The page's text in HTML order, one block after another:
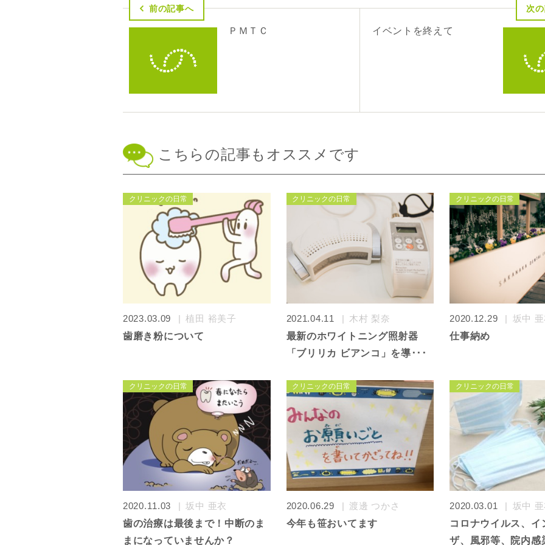
前の記事へ
ＰＭＴＣ
次
イベントを終えて
こちらの記事もオススメです
クリニックの日常
2023.03.09
植田 裕美子
歯磨き粉について
クリニックの日常
2021.04.11
木村 梨奈
最新のホワイトニング照射器
「ブリリカ ビアンコ」を導･･･
クリニックの日常
2020.12.29
坂中
仕事納め
クリニックの日常
2020.11.03
坂中 亜衣
歯の治療は最後まで！中断のま
まになっていませんか？
クリニックの日常
2020.06.29
渡邊 つかさ
今年も笹おいてます
クリニックの日常
2020.03.01
坂中
コロナウイルス、イ
ザ、風邪等、院内感